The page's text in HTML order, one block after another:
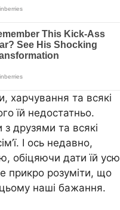
харчування та всякі
їй недостатньо.
з друзями та всякі
І ось недавно,
обіцяючи дати їй усю
прикро розуміти, що
цьому наші бажання.